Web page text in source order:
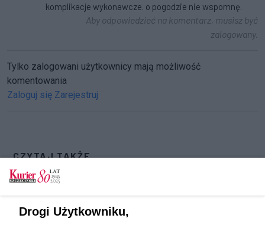
komplikacje wykonawcze. o pogodzie nie wspomnę.
Aby odpowiedzieć na komentarz, musisz być
zalogowany.
Tylko zalogowani użytkownicy mają możliwość
komentowania
Zaloguj się Zarejestruj
CZYTAJ TAKŻE
Dłubanina w torach trwa w najlepsze [GALERIA,
Kolejna partia spawów do wymiany [GALERIA]
Drogi Użytkowniku,